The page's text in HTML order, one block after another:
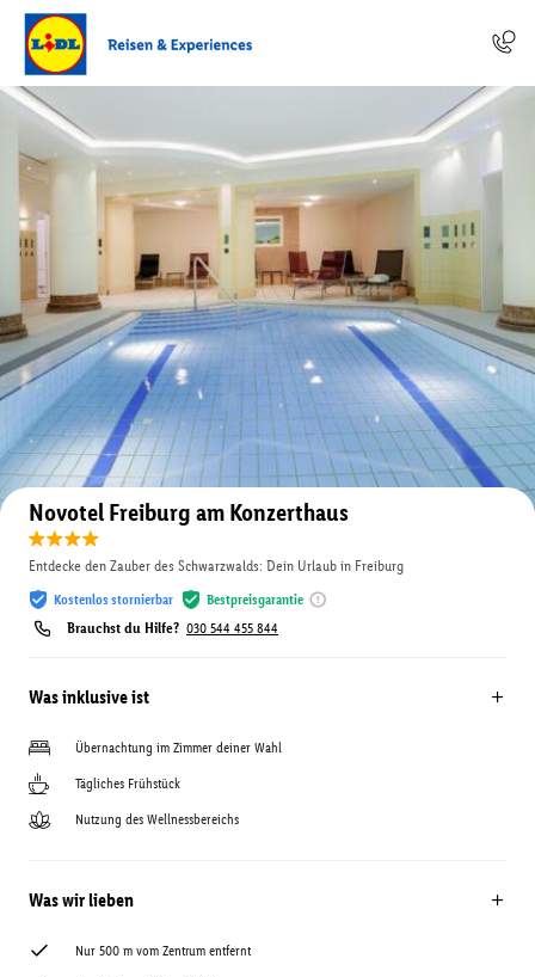
Auf der Karte anzeigen
Novotel Freiburg am Konzerthaus
Entdecke den Zauber des Schwarzwalds: Dein Urlaub in Freiburg
Kostenlos stornierbar Bestpreisgarantie
Brauchst du Hilfe? 030 544 455 844
Was inklusive ist
Übernachtung im Zimmer deiner Wahl
Tägliches Frühstück
Nutzung des Wellnessbereichs
Was wir lieben
Nur 500 m vom Zentrum entfernt